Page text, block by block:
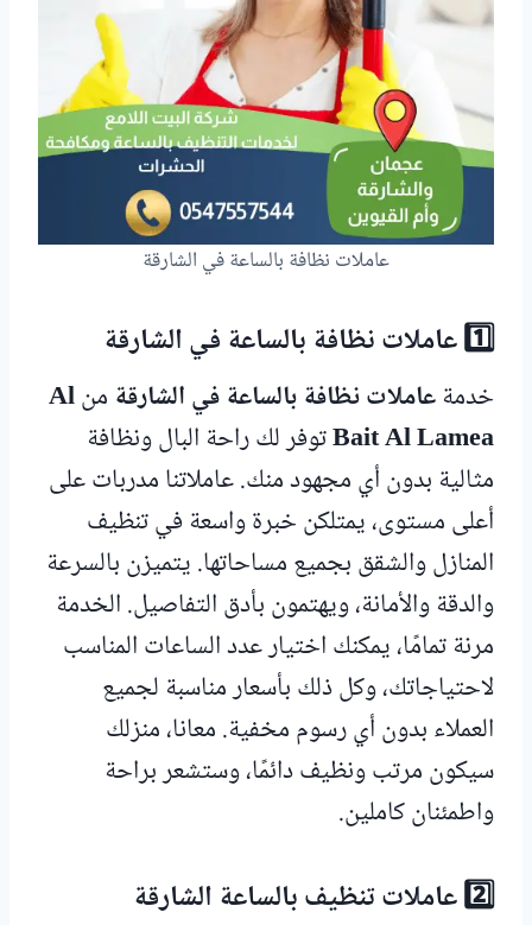
عاملات نظافة بالساعة في الشارقة
1️⃣ عاملات نظافة بالساعة في الشارقة
خدمةعاملات نظافة بالساعة في الشارقة منAl
Bait Al Lameaتوفر لك راحة البال ونظافة
مثالية بدون أي مجهود منك. عاملاتنا مدربات على
أعلى مستوى، يمتلكن خبرة واسعة في تنظيف
المنازل والشقق بجميع مساحاتها. يتميزن بالسرعة
والدقة والأمانة، ويهتمون بأدق التفاصيل. الخدمة
مرنة تمامًا، يمكنك اختيار عدد الساعات المناسب
لاحتياجاتك، وكل ذلك بأسعار مناسبة لجميع
العملاء بدون أي رسوم مخفية. معانا، منزلك
سيكون مرتب ونظيف دائمًا، وستشعر براحة
واطمئنان كاملين.
2️⃣ عاملات تنظيف بالساعة الشارقة